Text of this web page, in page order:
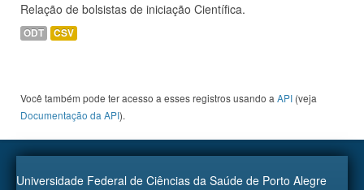
Relação de bolsistas de iniciação Científica.
ODT CSV
Você também pode ter acesso a esses registros usando a API (veja
Documentação da API).
Universidade Federal de Ciências da Saúde de Porto Alegre